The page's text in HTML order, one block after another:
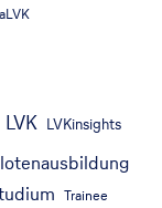
LVK LVKinsights
Trainee